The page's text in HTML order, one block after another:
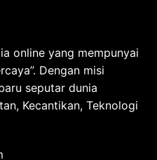
online yang mempunyai
Dengan misi
seputar dunia
Kecantikan, Teknologi